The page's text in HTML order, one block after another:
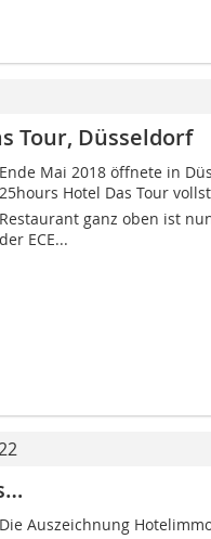
Tour, Düsseldorf
Ende Mai 2018 öffnete in
25hours Hotel Das Tour
Restaurant ganz oben ist
der ECE...
Die Auszeichnung